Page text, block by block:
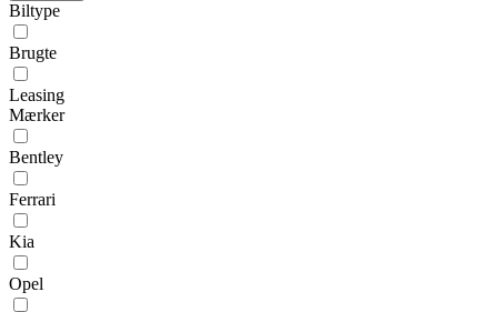
Biltype
Brugte
Leasing
Mærker
Bentley
Ferrari
Kia
Opel